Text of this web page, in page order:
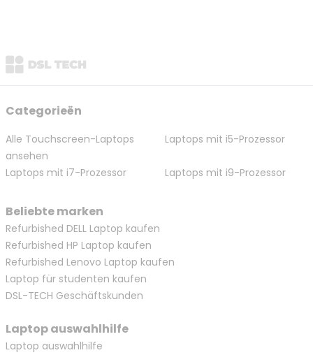
Categorieën
Alle Touchscreen-Laptops
ansehen
Laptops mit i5-Prozessor
Laptops mit i7-Prozessor Laptops mit i9-Prozessor
Beliebte marken
Refurbished DELL Laptop kaufen
Refurbished HP Laptop kaufen
Refurbished Lenovo Laptop kaufen
Laptop für studenten kaufen
DSL-TECH Geschäftskunden
Laptop auswahlhilfe
Laptop auswahlhilfe